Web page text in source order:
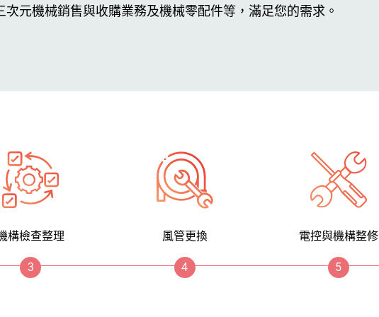
次元機械銷售與收購業務及機械零配件等，滿足您的需求。
構檢查整理 風管更換 電控與機構整修